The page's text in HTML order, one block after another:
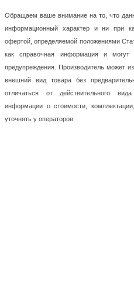
Обращаем ваше внимание на то, что
информационный характер и ни при
офертой, определяемой положениями
как справочная информация и
предупреждения. Производитель может
внешний вид товара без
отличаться от действительного
информации о стоимости,
уточнять у операторов.